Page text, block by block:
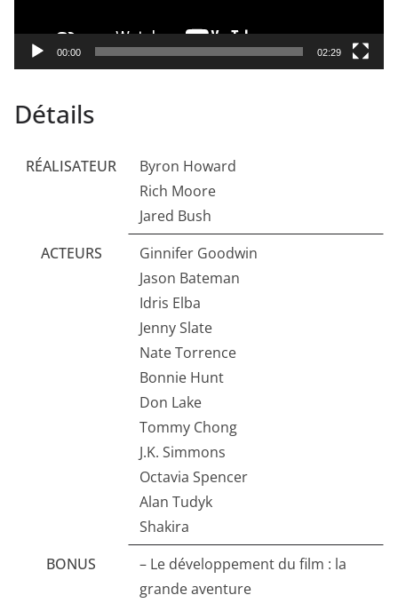
00:00 02:29
Détails
RÉALISATEUR
Byron Howard
Rich Moore
Jared Bush
ACTEURS
Ginnifer Goodwin
Jason Bateman
Idris Elba
Jenny Slate
Nate Torrence
Bonnie Hunt
Don Lake
Tommy Chong
J.K. Simmons
Octavia Spencer
Alan Tudyk
Shakira
BONUS
– Le développement du film : la
grande aventure